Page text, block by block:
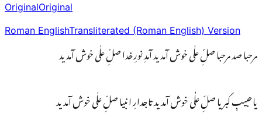
OriginalOriginal
Roman EnglishTransliterated (Roman English) Version
مرحبا صد مرحبا صلِّ علٰی خوش آمدید آمدِ نورِخدا صلِّ علٰی خوش آمدید
یاحبیبِ کبریا صلِّ علٰی خوش آمدید تاجدارِ انبیا صلِّ علٰی خوش آمدید